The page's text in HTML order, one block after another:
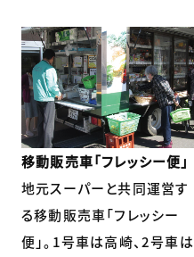
移動販売車「フレッシー便」
地元スーパーと共同運営す
る移動販売車「フレッシー
便」。1号車は高崎、2号車は